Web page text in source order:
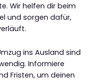
Wir helfen dir beim
und sorgen dafür,
ins Ausland sind
Informiere
Fristen, um deinen